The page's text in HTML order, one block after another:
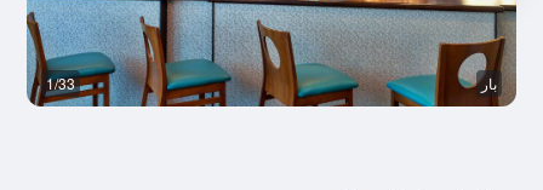
بار 1/33